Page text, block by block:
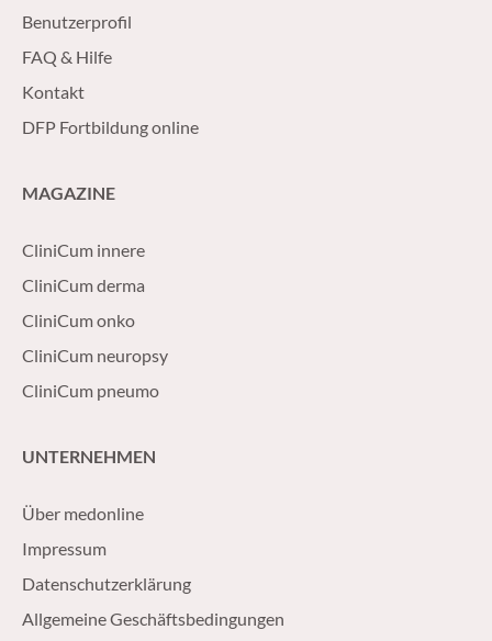
Benutzerprofil
FAQ & Hilfe
Kontakt
DFP Fortbildung online
MAGAZINE
CliniCum innere
CliniCum derma
CliniCum onko
CliniCum neuropsy
CliniCum pneumo
UNTERNEHMEN
Über medonline
Impressum
Datenschutzerklärung
Allgemeine Geschäftsbedingungen